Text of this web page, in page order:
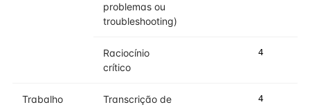
problemas ou
troubleshooting)
Raciocínio
crítico
4
Trabalho
Transcrição de
4